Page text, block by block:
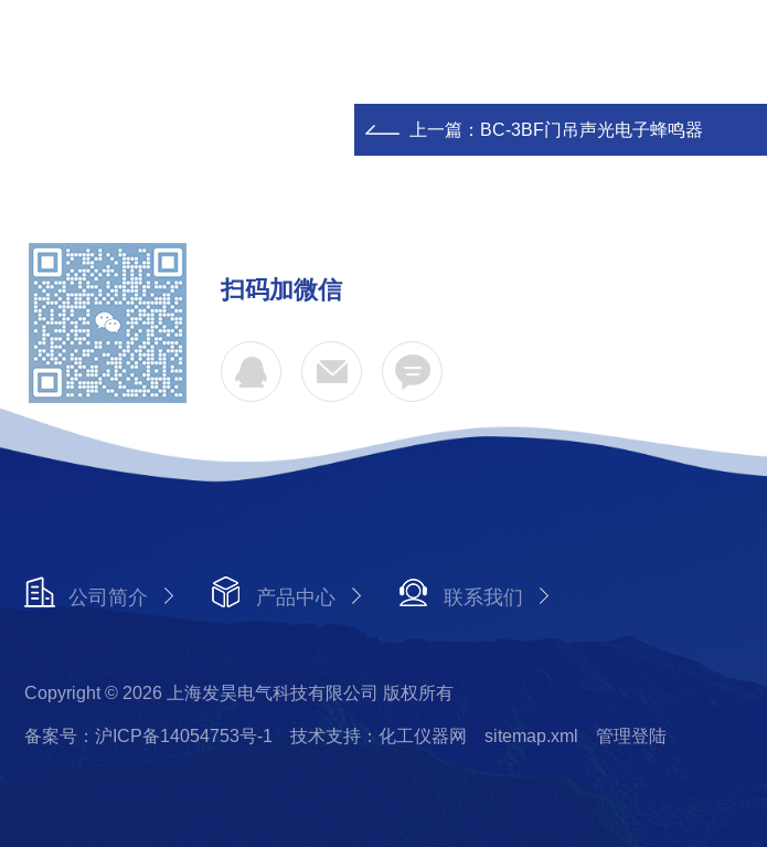
上一篇： BC-3BF门吊声光电子蜂鸣器
扫码加微信
公司简介 产品中心 联系我们
Copyright © 2026 上海发昊电气科技有限公司 版权所有
备案号：沪ICP备14054753号-1 技术支持：化工仪器网 sitemap.xml 管理登陆